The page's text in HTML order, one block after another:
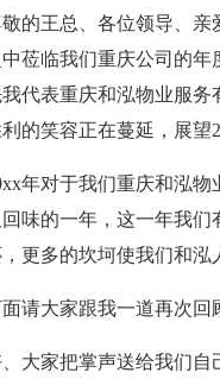
敬的王总、各位领导、
莅临我们重庆公司的
代表重庆和泓物业服
的笑容正在蔓延，展望
年对于我们重庆和泓
味的一年，这一年我
更多的坎坷使我们和泓
请大家跟我一道再次回
大家把掌声送给我们